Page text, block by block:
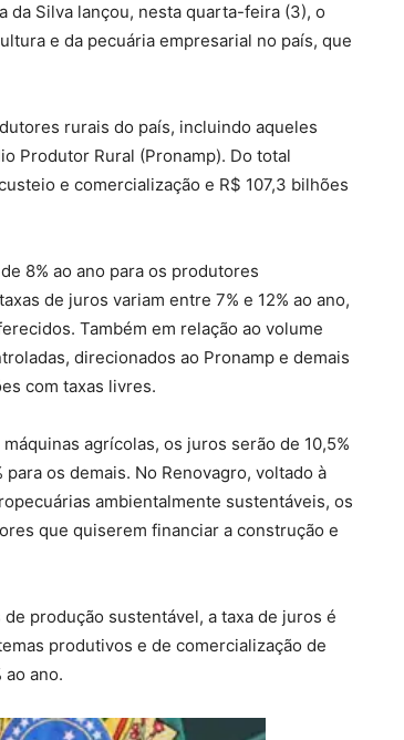
da Silva lançou, nesta quarta-feira (3), o
e da pecuária empresarial no país, que
rurais do país, incluindo aqueles
Produtor Rural (Pronamp). Do total
e comercialização e R$ 107,3 bilhões
8% ao ano para os produtores
de juros variam entre 7% e 12% ao ano,
Também em relação ao volume
direcionados ao Pronamp e demais
com taxas livres.
agrícolas, os juros serão de 10,5%
os demais. No Renovagro, voltado à
ambientalmente sustentáveis, os
que quiserem financiar a construção e
produção sustentável, a taxa de juros é
produtivos e de comercialização de
ano.